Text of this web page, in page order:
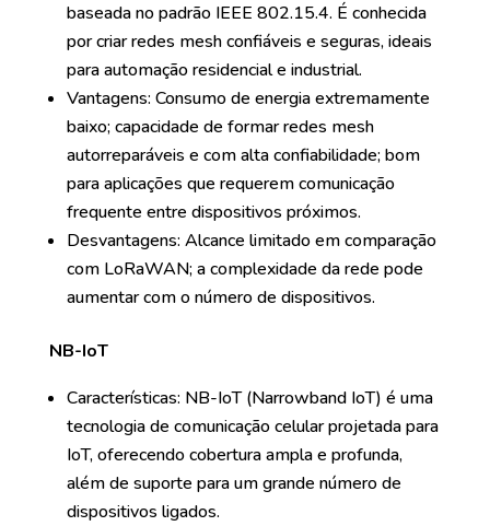
baseada no padrão IEEE 802.15.4. É conhecida
por criar redes mesh confiáveis e seguras, ideais
para automação residencial e industrial.
Vantagens: Consumo de energia extremamente
baixo; capacidade de formar redes mesh
autorreparáveis e com alta confiabilidade; bom
para aplicações que requerem comunicação
frequente entre dispositivos próximos.
Desvantagens: Alcance limitado em comparação
com LoRaWAN; a complexidade da rede pode
aumentar com o número de dispositivos.
NB-IoT
Características: NB-IoT (Narrowband IoT) é uma
tecnologia de comunicação celular projetada para
IoT, oferecendo cobertura ampla e profunda,
além de suporte para um grande número de
dispositivos ligados.